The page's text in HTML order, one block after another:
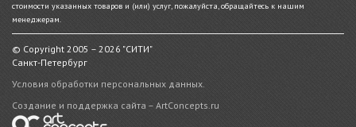
стоимости указанных товаров и (или) услуг, пожалуйста, обращайтесь к нашим
менеджерам.
© Copyright 2005 – 2026 "СИТИ"
Санкт-Петербург
Условия обработки персональных данных.
Создание и поддержка сайта – ArtConcepts.ru